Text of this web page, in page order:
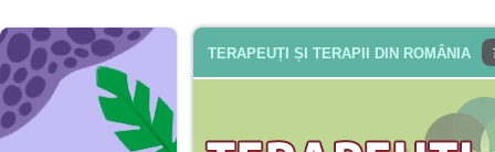
TERAPEUȚI ȘI TERAPII DIN ROMÂNIA